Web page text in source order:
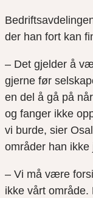
der han fort kan
– Det gjelder å
gjerne før
en del å gå på
og fanger ikke
vi burde, sier
områder han ikke
– Vi må være
ikke vårt